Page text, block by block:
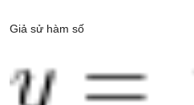
Giả sử hàm số